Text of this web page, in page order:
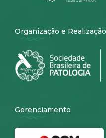
Organização e Realização
Gerenciamento